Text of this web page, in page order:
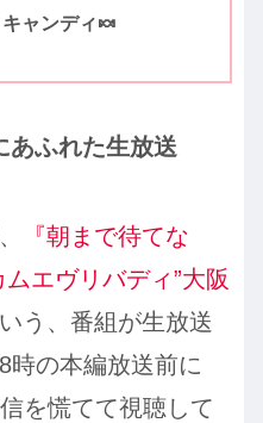
ャンディ🍬
あふれた生放送
『朝まで待てな
エヴリバディ”大阪
う、番組が生放送
時の本編放送前に
を慌てて視聴して